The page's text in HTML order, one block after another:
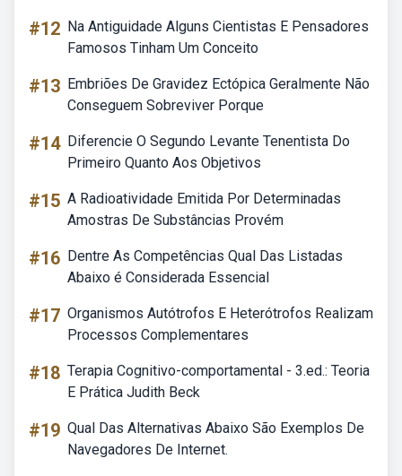
#12 Na Antiguidade Alguns Cientistas E Pensadores
Famosos Tinham Um Conceito
#13 Embriões De Gravidez Ectópica Geralmente Não
Conseguem Sobreviver Porque
#14 Diferencie O Segundo Levante Tenentista Do
Primeiro Quanto Aos Objetivos
#15 A Radioatividade Emitida Por Determinadas
Amostras De Substâncias Provém
#16 Dentre As Competências Qual Das Listadas
Abaixo é Considerada Essencial
#17 Organismos Autótrofos E Heterótrofos Realizam
Processos Complementares
#18 Terapia Cognitivo-comportamental - 3.ed.: Teoria
E Prática Judith Beck
#19 Qual Das Alternativas Abaixo São Exemplos De
Navegadores De Internet.